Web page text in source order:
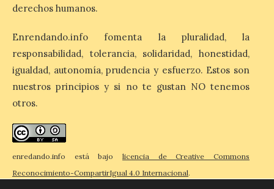
El Ayuntamiento de
Zamora impulsa la
identidad histórica de
Olivares con la instalación
de nuevas placas
cerámicas en el callejero
10 Ago 2026
Se han instalado dieciséis
derechos humanos.
Enrendando.info fomenta la pluralidad, la
responsabilidad, tolerancia, solidaridad, honestidad,
igualdad, autonomía, prudencia y esfuerzo. Estos son
nuestros principios y si no te gustan NO tenemos
otros.
enredando.info está bajo licencia de Creative Commons
Reconocimiento-CompartirIgual 4.0 Internacional.